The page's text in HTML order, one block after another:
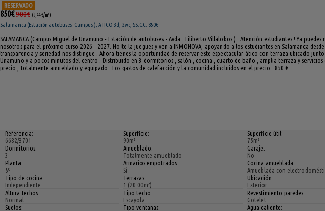
RESERVADO
850€900€ (9,44€/m²)
Salamanca (Estación autobuses- Campus ); ATICO 3d, 2wc, SS.CC. 850€
SALAMANCA (Campus Miguel de Unamuno - Estación de autobuses - Avda . Filiberto Villalobos ) : Atención estudiantes ! Ya puedes
nosotros para el próximo curso 2026 - 2027. No te la juegues y ven a INMONOVA, apoyando a los estudiantes en Salamanca
transparencia y seriedad nos distingue . Ahora tienes la oportunidad de reservar este espectacular ático con terraza ubicado junto
Unamuno y a pocos minutos del centro . Distribuido en 3 dormitorios , salón , cocina , cuarto de baño , amplia terraza y servicios
precio , totalmente amueblado y equipado . Los gastos de calefacción y la comunidad incluidos en el precio . 850 € .
Referencia:
6682/3701
Superficie:
90m²
Superficie útil:
75m²
Dormitorios:
3
Amueblado:
Totalmente amueblado
Garaje:
No
Planta:
5º
Armarios empotrados:
Sí
Cocina amueblada:
Amueblada con
Tipo de cocina:
Independiente
Terrazas:
1 (20.00m²)
Ubicación:
Exterior
Altura techos:
Normal
Tipo techo:
Escayola
Revestimiento paredes:
Gotelet
Suelos:
Tipo ventanas:
Agua caliente: